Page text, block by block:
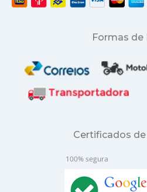
Formas de
Certificados